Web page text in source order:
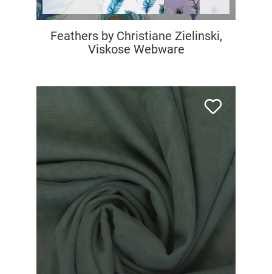
Feathers by Christiane Zielinski,
Viskose Webware